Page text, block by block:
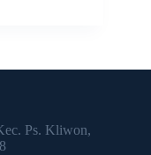
Ps. Kliwon,